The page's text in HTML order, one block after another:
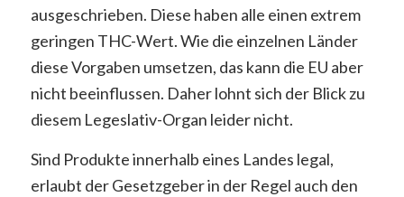
ausgeschrieben. Diese haben alle einen extrem
geringen THC-Wert. Wie die einzelnen Länder
diese Vorgaben umsetzen, das kann die EU aber
nicht beeinflussen. Daher lohnt sich der Blick zu
diesem Legeslativ-Organ leider nicht.
Sind Produkte innerhalb eines Landes legal,
erlaubt der Gesetzgeber in der Regel auch den